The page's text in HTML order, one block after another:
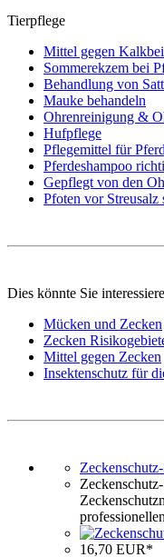
Tierpflege
Mittel gegen
Sommerekzem bei
Behandlung von
Mauke behandeln
Ohrenreinigung &
Hufpflege
Pflegemittel für
Pferdeshampoo
Gepflegt von den
Pfoten vor Streusalz
Dies könnte Sie
Mücken und Zecken
Zecken
Mittel gegen Zecken
Insektenschutz für
16,70 EUR*